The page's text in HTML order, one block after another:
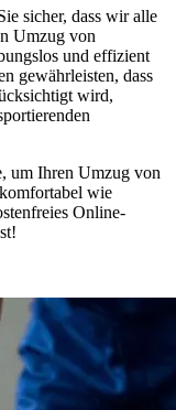
sicher, dass wir alle
Umzug von
und effizient
gewährleisten, dass
wird,
um Ihren Umzug von
wie
Online-